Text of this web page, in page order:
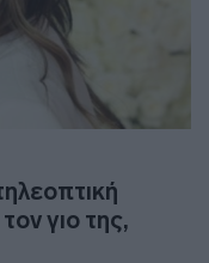
γιο της,